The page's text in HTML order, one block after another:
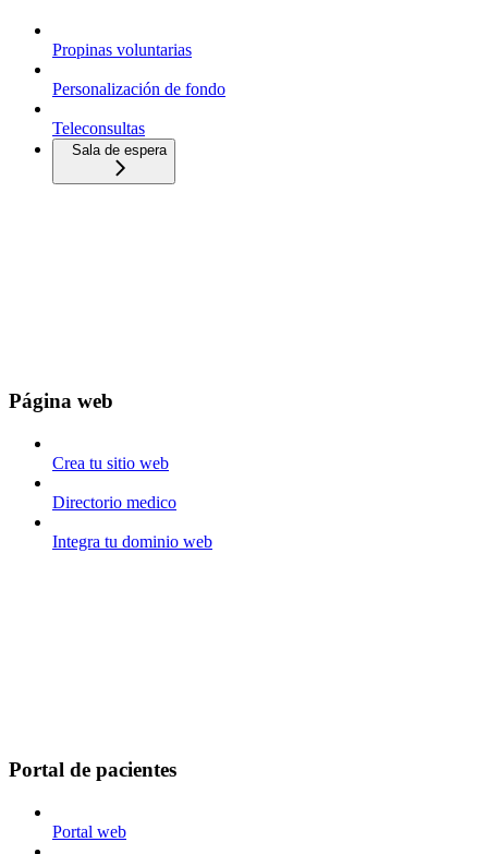
Propinas voluntarias
Personalización de fondo
Teleconsultas
Sala de espera
Página web
Crea tu sitio web
Directorio medico
Integra tu dominio web
Portal de pacientes
Portal web